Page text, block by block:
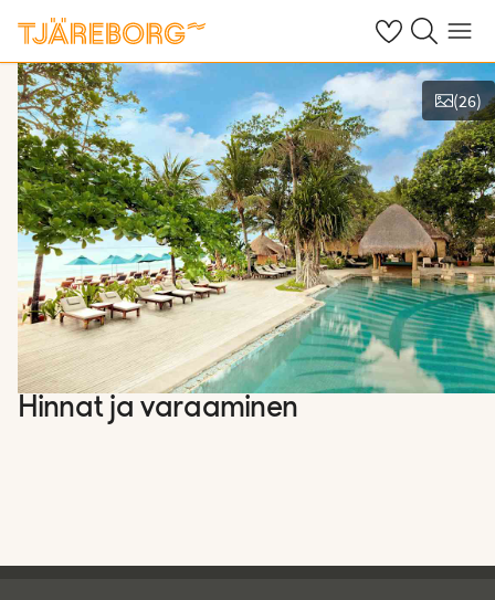
OmatHaku Valikko
Näytä kuvia
(26)
Hinnat ja varaaminen